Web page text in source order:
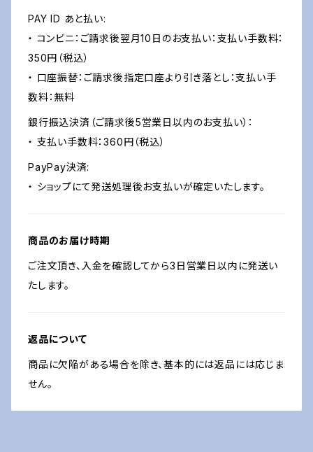
PAY ID あと払い:
・ コンビニ：ご請求後翌月10日のお支払い：支払い手数料：
350円（税込）
・ 口座振替：ご請求後指定口座より引き落とし：支払い手
数料：無料
銀行振込決済（ご請求後5営業日以内のお支払い）：
・ 支払い手数料：360円（税込）
PayPay決済:
・ ショップにて発送処理後お支払いが確定いたします。
商品のお届け時期
ご注文頂き、入金を確認してから3日営業日以内に発送い
たします。
返品について
商品に欠陥がある場合を除き、基本的には返品には応じま
せん。